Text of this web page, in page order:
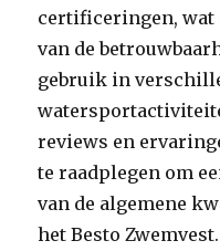
certificeringen, wat
van de
gebruik in
reviews en
te raadplegen om
van de algemene
het Besto